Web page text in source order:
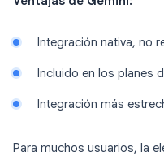
Integración nativa, no
Incluido en los planes
Integración más
Para muchos usuarios, la